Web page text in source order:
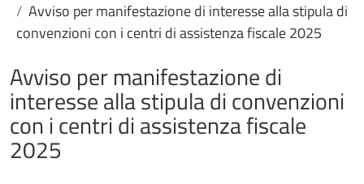
Avviso per manifestazione di interesse alla stipula di
convenzioni con i centri di assistenza fiscale 2025
Avviso per manifestazione di
interesse alla stipula di convenzioni
con i centri di assistenza fiscale
2025